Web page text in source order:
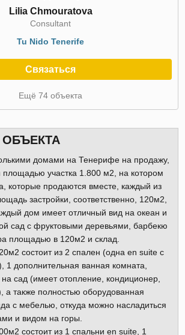
Lilia Chmouratova
Consultant
Tu Nido Tenerife
Связаться
Ещё 74 объекта
домами на Тенерифе на продажу,
участка 1.800 м2, на котором
которые продаются вместе, каждый из
застройки, соответственно, 120м2,
дом имеет отличный вид на океан и
сад с фруктовыми деревьями, барбекю
площадью в 120м2 и склад.
состоит из 2 спален (одна en suite с
1 дополнительная ванная комната,
на сад (имеет отопление, кондиционер,
а также полностью оборудованная
с мебелью, откуда можно насладиться
и видом на горы.
состоит из 1 спальни en suite, 1